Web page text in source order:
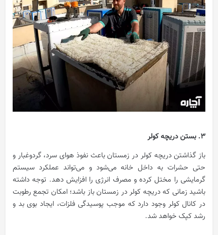
3. بستن دریچه کولر
باز گذاشتن دریچه کولر در زمستان باعث نفوذ هوای سرد، گردوغبار و
حتی حشرات به داخل خانه می‌شود و می‌تواند عملکرد سیستم
گرمایشی را مختل کرده و مصرف انرژی را افزایش دهد. توجه داشته
باشید زمانی که دریچه کولر در زمستان باز باشد؛ امکان تجمع رطوبت
در کانال کولر وجود دارد که موجب پوسیدگی فلزات، ایجاد بوی بد و
رشد کپک خواهد شد.